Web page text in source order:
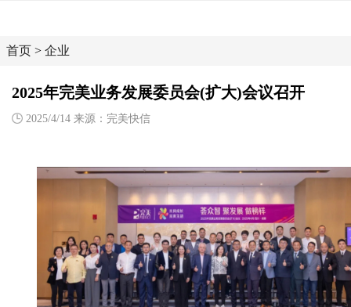
首页 > 企业
2025年完美业务发展委员会(扩大)会议召开
2025/4/14 来源：完美快信